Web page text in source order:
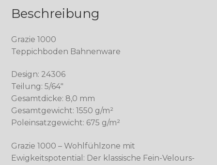
Beschreibung
Grazie 1000
Teppichboden Bahnenware
Design: 24306
Teilung: 5/64″
Gesamtdicke: 8,0 mm
Gesamtgewicht: 1550 g/m²
Poleinsatzgewicht: 675 g/m²
Grazie 1000 – Wohlfühlzone mit
Ewigkeitspotential: Der klassische Fein-Velours-